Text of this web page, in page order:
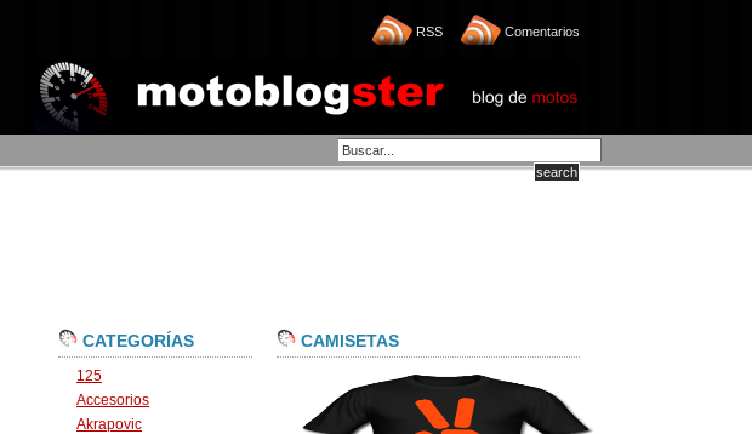
RSS Comentarios
CATEGORÍAS
125
Accesorios
Akrapovic
CAMISETAS